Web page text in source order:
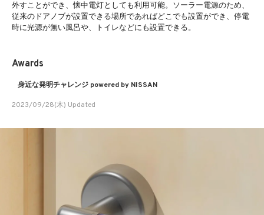
外すことができ、懐中電灯としても利用可能。ソーラー電源のため、
従来のドアノブが設置できる場所であればどこでも設置ができ、停電
時に光源が無い風呂や、トイレなどにも設置できる。
Awards
身近な発明チャレンジ powered by NISSAN
2023/09/28(木) Updated